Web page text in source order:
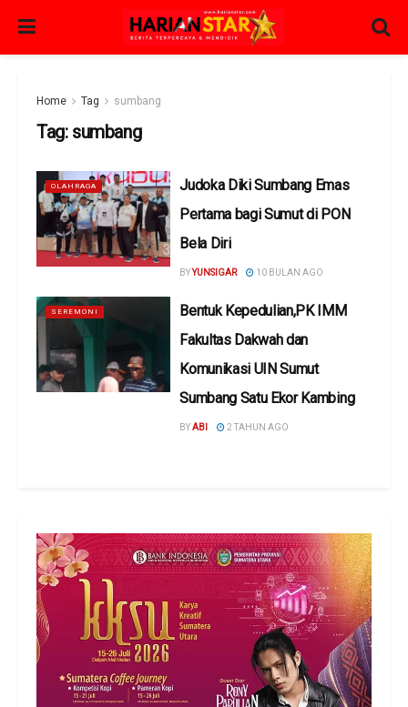
Home Tag sumbang
Tag: sumbang
OLAHRAGA
Judoka Diki Sumbang Emas
Pertama bagi Sumut di PON
Bela Diri
BYYUNSIGAR 10 BULAN AGO
SEREMONI
Bentuk Kepedulian,PK IMM
Fakultas Dakwah dan
Komunikasi UIN Sumut
Sumbang Satu Ekor Kambing
BYABI 2 TAHUN AGO